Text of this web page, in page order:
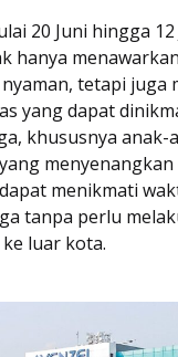
20 Juni hingga 12
hanya
tetapi juga
yang dapat
khususnya anak-
menikmati
tanpa perlu
luar kota.